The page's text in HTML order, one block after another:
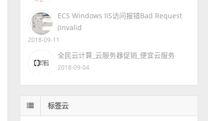
ECS Windows IIS访问报错Bad Request
(Invalid
2018-09-11
全民云计算_云服务器促销_便宜云服务
2018-09-04
标签云